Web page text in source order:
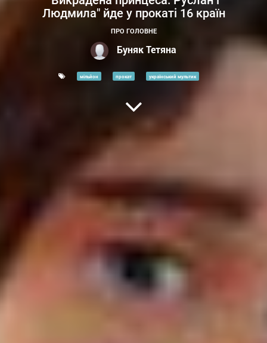
Людмила" йде у прокаті 16 країн
ПРО ГОЛОВНЕ
Буняк Тетяна
мільйон прокат український мультик